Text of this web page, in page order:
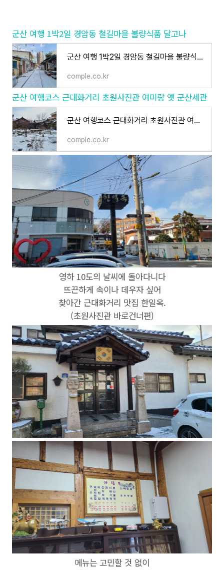
군산 여행 1박2일 경암동 철길마을 불량식품 달고나
군산 여행 1박2일 경암동 철길마을 불량식품 달고나
comple.co.kr
군산 여행코스 근대화거리 초원사진관 여미랑 옛 군산세관
군산 여행코스 근대화거리 초원사진관 여미랑 옛 군산세관
comple.co.kr
영하 10도의 날씨에 돌아다니다
뜨끈하게 속이나 데우자 싶어
찾아간 근대화거리 맛집 한일옥.
(초원사진관 바로건너편)
메뉴는 고민할 것 없이